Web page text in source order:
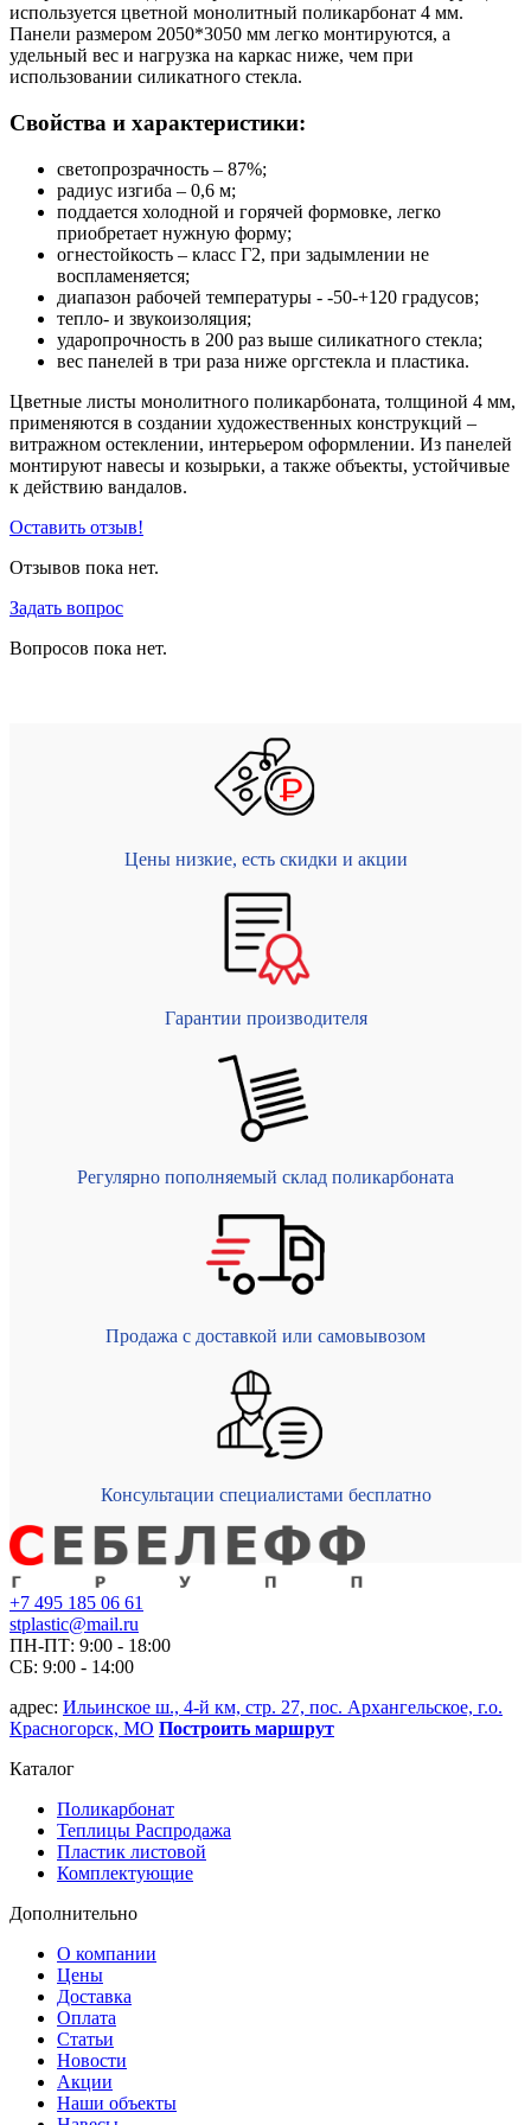
используется цветной монолитный поликарбонат 4 мм.
Панели размером 2050*3050 мм легко монтируются, а
удельный вес и нагрузка на каркас ниже, чем при
использовании силикатного стекла.
Свойства и характеристики:
светопрозрачность – 87%;
радиус изгиба – 0,6 м;
поддается холодной и горячей формовке, легко
приобретает нужную форму;
огнестойкость – класс Г2, при задымлении не
воспламеняется;
диапазон рабочей температуры - -50-+120 градусов;
тепло- и звукоизоляция;
ударопрочность в 200 раз выше силикатного стекла;
вес панелей в три раза ниже оргстекла и пластика.
Цветные листы монолитного поликарбоната, толщиной 4 мм,
применяются в создании художественных конструкций –
витражном остеклении, интерьером оформлении. Из панелей
монтируют навесы и козырьки, а также объекты, устойчивые
к действию вандалов.
Оставить отзыв!
Отзывов пока нет.
Задать вопрос
Вопросов пока нет.
Цены низкие, есть скидки и акции
Гарантии производителя
Регулярно пополняемый склад поликарбоната
Продажа с доставкой или самовывозом
Консультации специалистами бесплатно
+7 495 185 06 61
stplastic@mail.ru
ПН-ПТ: 9:00 - 18:00
СБ: 9:00 - 14:00
адрес: Ильинское ш., 4-й км, стр. 27, пос. Архангельское, г.о.
Красногорск, МО Построить маршрут
Каталог
Поликарбонат
Теплицы Распродажа
Пластик листовой
Комплектующие
Дополнительно
О компании
Цены
Доставка
Оплата
Статьи
Новости
Акции
Наши объекты